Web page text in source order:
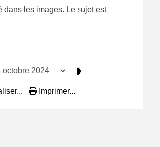
dans les images. Le sujet est
Imprimer...